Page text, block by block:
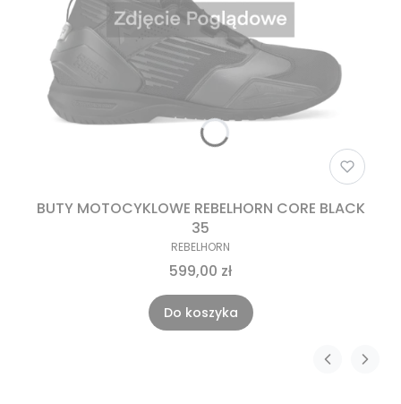
BUTY MOTOCYKLOWE REBELHORN CORE BLACK
35
REBELHORN
599,00 zł
Do koszyka